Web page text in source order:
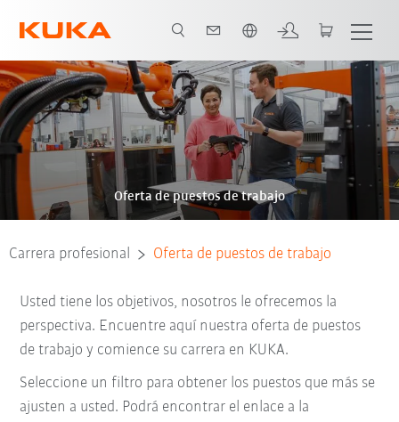
Oferta de puestos de trabajo
Carrera profesional Oferta de puestos de trabajo
Usted tiene los objetivos, nosotros le ofrecemos la
perspectiva. Encuentre aquí nuestra oferta de puestos
de trabajo y comience su carrera en KUKA.
Seleccione un filtro para obtener los puestos que más se
ajusten a usted. Podrá encontrar el enlace a la